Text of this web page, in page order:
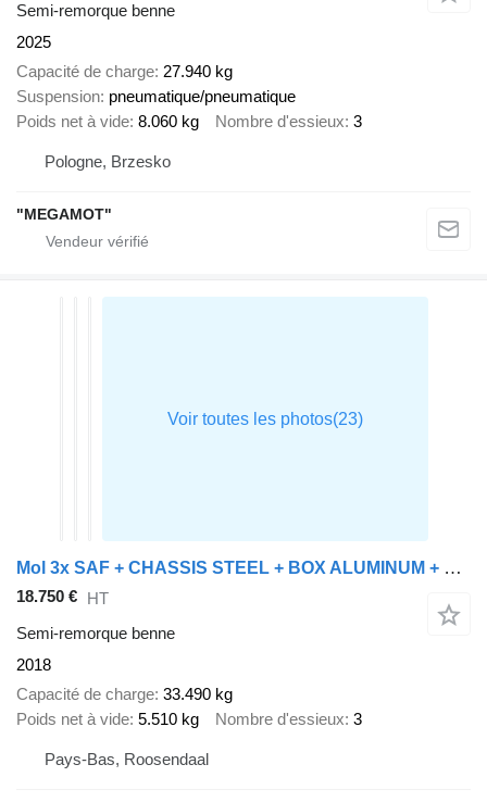
Semi-remorque benne
2025
Capacité de charge 27.940 kg
Suspension pneumatique/pneumatique
Poids net à vide 8.060 kg Nombre d'essieux 3
Pologne, Brzesko
"MEGAMOT"
Mol 3x SAF + CHASSIS STEEL + BOX ALUMINUM + DISK BRAKES
18.750 € HT
Semi-remorque benne
2018
Capacité de charge 33.490 kg
Poids net à vide 5.510 kg Nombre d'essieux 3
Pays-Bas, Roosendaal